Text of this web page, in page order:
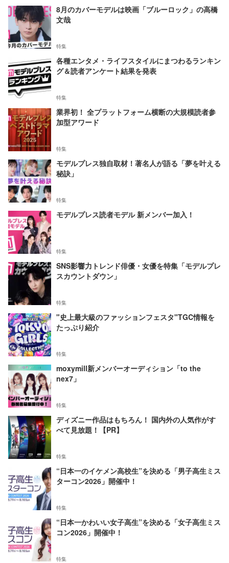
8月のカバーモデルは映画「ブルーロック」の高橋
文哉
特集
各種エンタメ・ライフスタイルにまつわるランキン
グ＆読者アンケート結果を発表
特集
業界初！ 全プラットフォーム横断の大規模読者参
加型アワード
特集
モデルプレス独自取材！著名人が語る「夢を叶える
秘訣」
特集
モデルプレス読者モデル 新メンバー加入！
特集
SNS影響力トレンド俳優・女優を特集「モデルプレ
スカウントダウン」
特集
"史上最大級のファッションフェスタ"TGC情報を
たっぷり紹介
特集
moxymill新メンバーオーディション「to the
nex7」
特集
ディズニー作品はもちろん！ 国内外の人気作がす
べて見放題！【PR】
特集
“日本一のイケメン高校生”を決める「男子高生ミス
ターコン2026」開催中！
特集
“日本一かわいい女子高生”を決める「女子高生ミス
コン2026」開催中！
特集